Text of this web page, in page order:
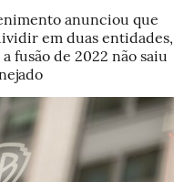
anunciou que
em duas entidades,
fusão de 2022 não saiu